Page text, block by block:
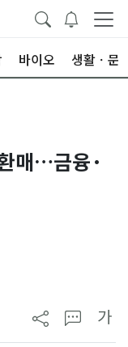
바이오 생활ㆍ문
매…금융·
가